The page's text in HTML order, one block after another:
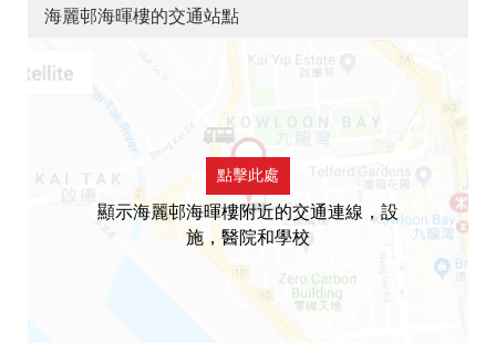
海麗邨海暉樓的交通站點
點擊此處
顯示海麗邨海暉樓附近的交通連線，設
施，醫院和學校